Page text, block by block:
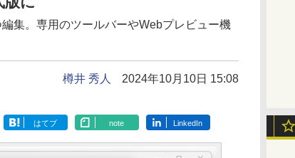
集。専用のツールバーやWebプレビュー機
樽井 秀人 2024年10月10日 15:08
はてブ note LinkedIn